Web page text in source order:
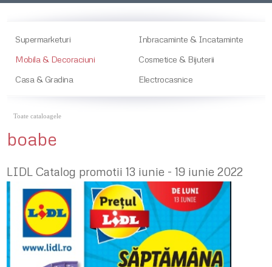
Supermarketuri
Inbracaminte & Incataminte
Mobila & Decoraciuni
Cosmetice & Bijuterii
Casa & Gradina
Electrocasnice
Toate cataloagele
boabe
LIDL Catalog promotii 13 iunie - 19 iunie 2022